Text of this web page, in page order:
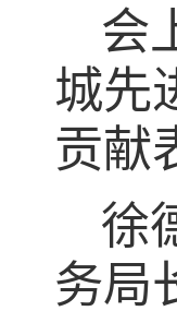
会
城先
贡献
徐
务局